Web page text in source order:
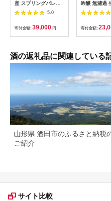
産 スプリングバレー
ジャパンエール〈香〉
350ml缶-24本×2ケー
ス|KIRIN 麒麟 ビール
クラフトビール
SPRING VALLEY
手市（AB076-1）
5.0
寄付金額: 39,000 円
吟醸 無濾過
純米吟醸生
Impact セッ
さけ 日本酒
大吟醸 無濾
気 ギフト 栃
寄付金額:
酒の返礼品に関連している
山形県 酒田市のふるさと納税
ご紹介
サイト比較